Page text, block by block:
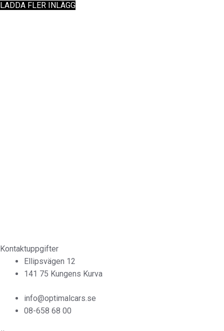
LADDA FLER INLÄGG
Kontaktuppgifter
Ellipsvägen 12
141 75 Kungens Kurva
info@optimalcars.se
08-658 68 00